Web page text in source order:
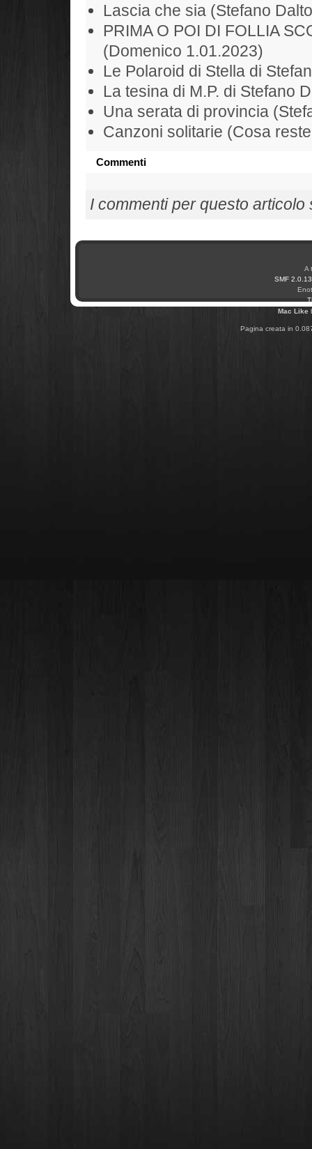
Lascia che sia (Stefano
PRIMA O POI DI FOLLIA
(Domenico 1.01.2023)
Le Polaroid di Stella di
La tesina di M.P. di Stefano
Una serata di provincia
Canzoni solitarie (Cosa
Commenti
I commenti per questo articolo
A
SMF 2.0.13
Mac Like
Pagina creata in